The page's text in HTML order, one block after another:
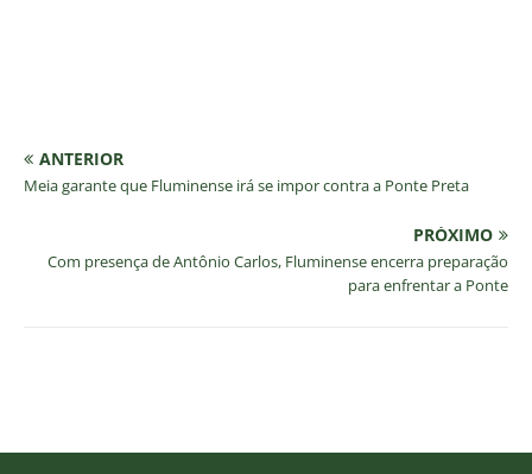
ANTERIOR
Meia garante que Fluminense irá se impor contra a Ponte Preta
PRÓXIMO
Com presença de Antônio Carlos, Fluminense encerra preparação
para enfrentar a Ponte